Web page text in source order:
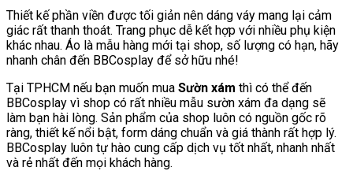
Thiết kế phần viền được tối giản nên dáng váy mang lại cảm
giác rất thanh thoát. Trang phục dễ kết hợp với nhiều phụ kiện
khác nhau. Áo là mẫu hàng mới tại shop, số lượng có hạn, hãy
nhanh chân đến BBCosplay để sở hữu nhé!
Tại TPHCM nếu bạn muốn mua Sườn xám thì có thể đến
BBCosplay vì shop có rất nhiều mẫu sườn xám đa dạng sẽ
làm bạn hài lòng. Sản phẩm của shop luôn có nguồn gốc rõ
ràng, thiết kế nổi bật, form dáng chuẩn và giá thành rất hợp lý.
BBCosplay luôn tự hào cung cấp dịch vụ tốt nhất, nhanh nhất
và rẻ nhất đến mọi khách hàng.